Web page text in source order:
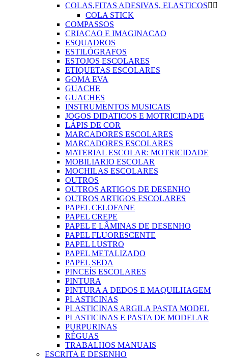
COLAS,FITAS ADESIVAS, ELASTICOS 
COLA STICK
COMPASSOS
CRIACAO E IMAGINACAO
ESQUADROS
ESTILÓGRAFOS
ESTOJOS ESCOLARES
ETIQUETAS ESCOLARES
GOMA EVA
GUACHE
GUACHES
INSTRUMENTOS MUSICAIS
JOGOS DIDATICOS E MOTRICIDADE
LÁPIS DE COR
MARCADORES ESCOLARES
MARCADORES ESCOLARES
MATERIAL ESCOLAR: MOTRICIDADE
MOBILIARIO ESCOLAR
MOCHILAS ESCOLARES
OUTROS
OUTROS ARTIGOS DE DESENHO
OUTROS ARTIGOS ESCOLARES
PAPEL CELOFANE
PAPEL CREPE
PAPEL E LÂMINAS DE DESENHO
PAPEL FLUORESCENTE
PAPEL LUSTRO
PAPEL METALIZADO
PAPEL SEDA
PINCEÍS ESCOLARES
PINTURA
PINTURA A DEDOS E MAQUILHAGEM
PLASTICINAS
PLASTICINAS ARGILA PASTA MODEL
PLASTICINAS E PASTA DE MODELAR
PURPURINAS
RÉGUAS
TRABALHOS MANUAIS
ESCRITA E DESENHO